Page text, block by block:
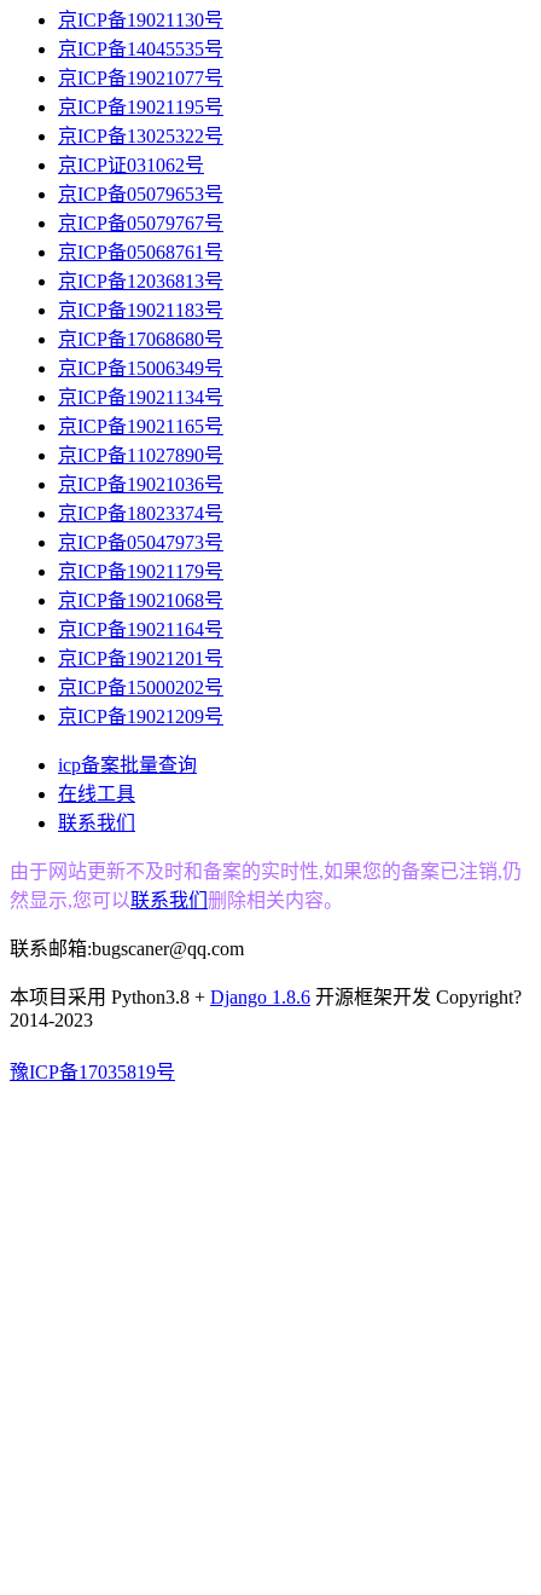
京ICP备19021130号
京ICP备14045535号
京ICP备19021077号
京ICP备19021195号
京ICP备13025322号
京ICP证031062号
京ICP备05079653号
京ICP备05079767号
京ICP备05068761号
京ICP备12036813号
京ICP备19021183号
京ICP备17068680号
京ICP备15006349号
京ICP备19021134号
京ICP备19021165号
京ICP备11027890号
京ICP备19021036号
京ICP备18023374号
京ICP备05047973号
京ICP备19021179号
京ICP备19021068号
京ICP备19021164号
京ICP备19021201号
京ICP备15000202号
京ICP备19021209号
icp备案批量查询
在线工具
联系我们
由于网站更新不及时和备案的实时性,如果您的备案已注销,仍
然显示,您可以联系我们 删除相关内容。
联系邮箱:bugscaner@qq.com
本项目采用 Python3.8 + Django 1.8.6 开源框架开发 Copyright?
2014-2023
豫ICP备17035819号